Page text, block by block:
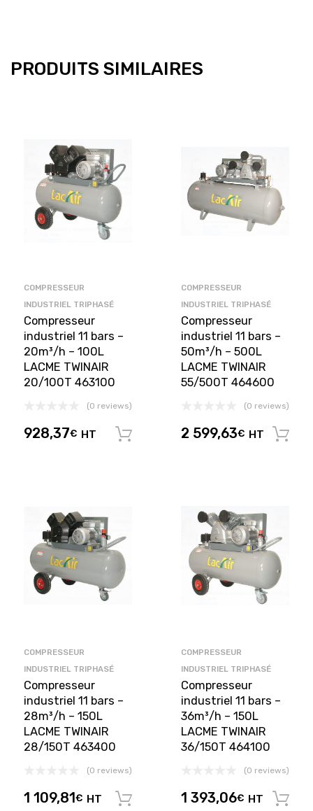
PRODUITS SIMILAIRES
COMPRESSEUR
INDUSTRIEL TRIPHASÉ
Compresseur
industriel 11 bars –
20m³/h – 100L
LACME TWINAIR
20/100T 463100
(0 reviews)
928,37€ HT Ajouter au panier
COMPRESSEUR
INDUSTRIEL TRIPHASÉ
Compresseur
industriel 11 bars –
50m³/h – 500L
LACME TWINAIR
55/500T 464600
(0 reviews)
2 599,63€ HT
COMPRESSEUR
INDUSTRIEL TRIPHASÉ
Compresseur
industriel 11 bars –
28m³/h – 150L
LACME TWINAIR
28/150T 463400
(0 reviews)
1 109,81 € HT Ajouter au panier
COMPRESSEUR
INDUSTRIEL TRIPHASÉ
Compresseur
industriel 11 bars –
36m³/h – 150L
LACME TWINAIR
36/150T 464100
(0 reviews)
1 393,06€ HT